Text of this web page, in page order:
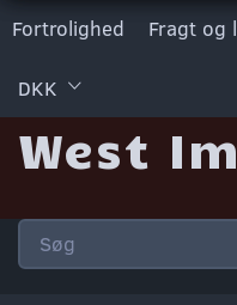
Fortrolighed Fragt og
DKK
West